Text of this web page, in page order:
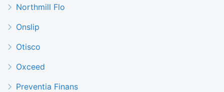
Northmill Flo
Onslip
Otisco
Oxceed
Preventia Finans